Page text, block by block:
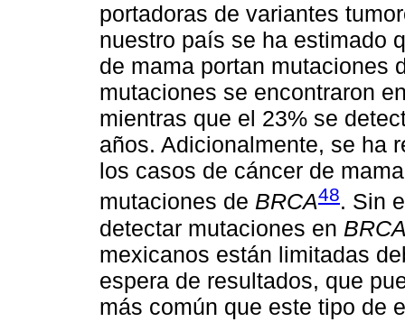
portadoras de variantes
nuestro país se ha estimado
de mama portan mutaciones
mutaciones se encontraron
mientras que el 23% se
años. Adicionalmente, se ha
los casos de cáncer de
mutaciones de BRCA48. Sin
detectar mutaciones en
mexicanos están limitadas
espera de resultados, que
más común que este tipo de